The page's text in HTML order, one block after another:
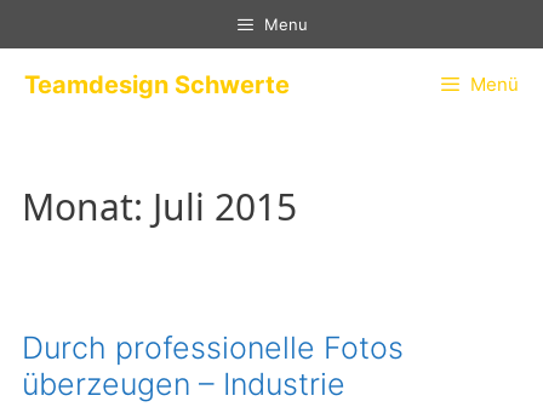
Inhalt
springen
Menu
Teamdesign Schwerte Menü
Monat: Juli 2015
Durch professionelle Fotos
überzeugen – Industrie